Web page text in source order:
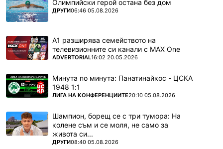
Олимпийски герой остана без дом
ПОВЕЧЕ ОТ
ДРУГИ06:46 05.08.2026
А1 разширява семейството на
телевизионните си канали с MAX One
ПОВЕЧЕ ОТ
ADVERTORIAL16:02 20.05.2026
Минута по минута: Панатинайкос - ЦСКА
1948 1:1
ПОВЕЧЕ ОТ
ЛИГА НА КОНФЕРЕНЦИИТЕ20:10 05.08.2026
Шампион, борещ се с три тумора: На
колене съм и се моля, не само за
живота си...
ПОВЕЧЕ ОТ
ДРУГИ08:40 05.08.2026